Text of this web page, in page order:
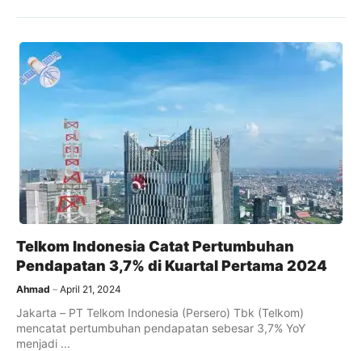
Telkom Indonesia Catat Pertumbuhan
Pendapatan 3,7% di Kuartal Pertama 2024
Ahmad April 21, 2024
Jakarta – PT Telkom Indonesia (Persero) Tbk (Telkom)
mencatat pertumbuhan pendapatan sebesar 3,7% YoY
menjadi ...